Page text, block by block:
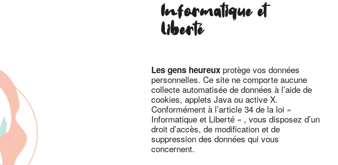
Informatique et
Liberté
Les gens heureux protège vos données
personnelles. Ce site ne comporte aucune
collecte automatisée de données à l’aide de
cookies, applets Java ou active X.
Conformément à l’article 34 de la loi »
Informatique et Liberté « , vous disposez d’un
droit d’accès, de modification et de
suppression des données qui vous
concernent.